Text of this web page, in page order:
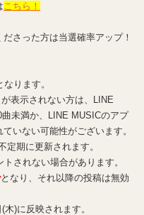
こちら！
さった方は当選確率アップ！
ります。
表示されない方は、LINE
未満か、LINE MUSICのアプ
いない可能性がございます。
定期に更新されます。
されない場合があります。
となり、それ以降の投稿は無効
)に反映されます。